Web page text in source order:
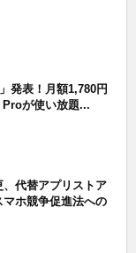
発表！月額1,780円
が使い放題...
代替アプリストア
ホ競争促進法への